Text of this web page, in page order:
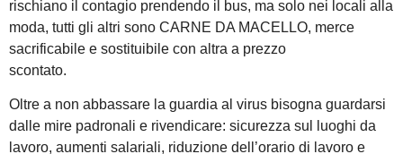
rischiano il contagio prendendo il bus, ma solo nei locali alla
moda, tutti gli altri sono CARNE DA MACELLO, merce
sacrificabile e sostituibile con altra a prezzo
scontato.
Oltre a non abbassare la guardia al virus bisogna guardarsi
dalle mire padronali e rivendicare: sicurezza sul luoghi da
lavoro, aumenti salariali, riduzione dell’orario di lavoro e